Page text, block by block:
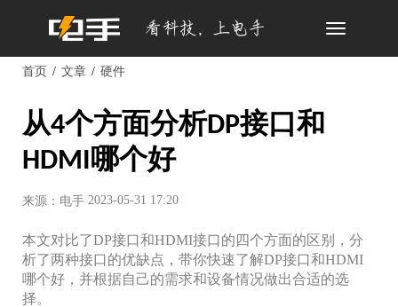
Toggle
首页 文章 硬件
从4个方面分析DP接口和
HDMI哪个好
来源：电手 2023-05-31 17:20
本文对比了DP接口和HDMI接口的四个方面的区别，分
析了两种接口的优缺点，带你快速了解DP接口和HDMI
哪个好，并根据自己的需求和设备情况做出合适的选
择。